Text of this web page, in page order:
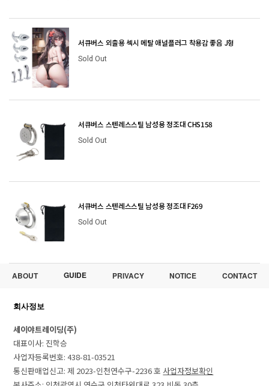
서큐버스 외출용 섹시 메탈 애널플러그 착용감 좋음 J형
Sold Out
서큐버스 스텐레스스틸 남성용 정조대 CHS158
Sold Out
서큐버스 스텐레스스틸 남성용 정조대 F269
Sold Out
ABOUT GUIDE PRIVACY NOTICE CONTACT
회사정보
세이야트레이딩(주)
대표이사: 진학승
사업자등록번호: 438-81-03521
통신판매업신고: 제 2023-인천연수구-2236 호 사업자정보확인